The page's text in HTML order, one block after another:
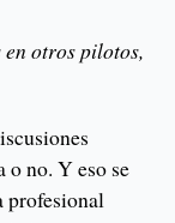
en otros pilotos,
o no. Y eso se
profesional